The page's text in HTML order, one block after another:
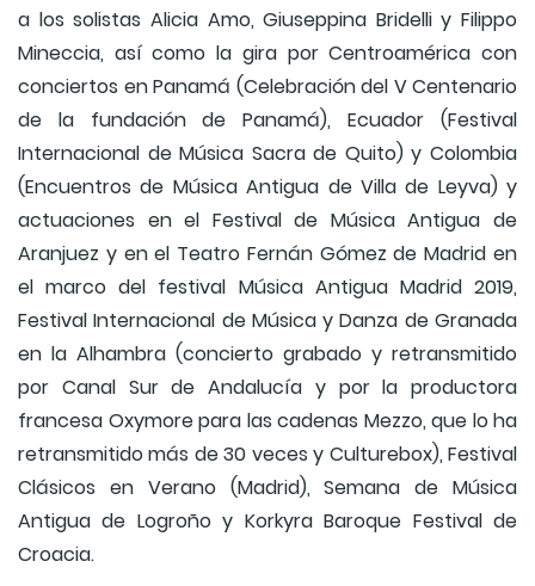
a los solistas Alicia Amo, Giuseppina Bridelli y Filippo
Mineccia, así como la gira por Centroamérica con
conciertos en Panamá (Celebración del V Centenario
de la fundación de Panamá), Ecuador (Festival
Internacional de Música Sacra de Quito) y Colombia
(Encuentros de Música Antigua de Villa de Leyva) y
actuaciones en el Festival de Música Antigua de
Aranjuez y en el Teatro Fernán Gómez de Madrid en
el marco del festival Música Antigua Madrid 2019,
Festival Internacional de Música y Danza de Granada
en la Alhambra (concierto grabado y retransmitido
por Canal Sur de Andalucía y por la productora
francesa Oxymore para las cadenas Mezzo, que lo ha
retransmitido más de 30 veces y Culturebox), Festival
Clásicos en Verano (Madrid), Semana de Música
Antigua de Logroño y Korkyra Baroque Festival de
Croacia.